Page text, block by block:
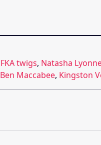
FKA twigs, Natasha
Ben Maccabee, Kingston